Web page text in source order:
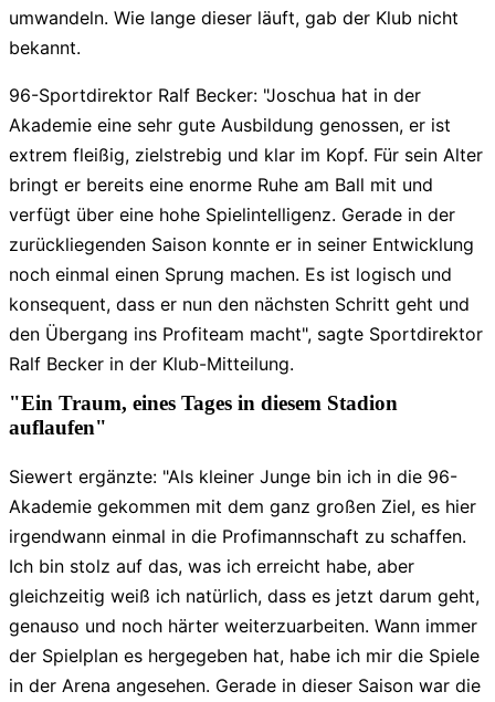
umwandeln. Wie lange dieser läuft, gab der Klub nicht
bekannt.
96-Sportdirektor Ralf Becker: "Joschua hat in der
Akademie eine sehr gute Ausbildung genossen, er ist
extrem fleißig, zielstrebig und klar im Kopf. Für sein Alter
bringt er bereits eine enorme Ruhe am Ball mit und
verfügt über eine hohe Spielintelligenz. Gerade in der
zurückliegenden Saison konnte er in seiner Entwicklung
noch einmal einen Sprung machen. Es ist logisch und
konsequent, dass er nun den nächsten Schritt geht und
den Übergang ins Profiteam macht", sagte Sportdirektor
Ralf Becker in der Klub-Mitteilung.
"Ein Traum, eines Tages in diesem Stadion
auflaufen"
Siewert ergänzte: "Als kleiner Junge bin ich in die 96-
Akademie gekommen mit dem ganz großen Ziel, es hier
irgendwann einmal in die Profimannschaft zu schaffen.
Ich bin stolz auf das, was ich erreicht habe, aber
gleichzeitig weiß ich natürlich, dass es jetzt darum geht,
genauso und noch härter weiterzuarbeiten. Wann immer
der Spielplan es hergegeben hat, habe ich mir die Spiele
in der Arena angesehen. Gerade in dieser Saison war die